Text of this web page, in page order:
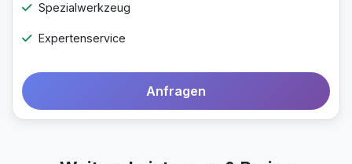
Spezialwerkzeug
Expertenservice
Anfragen